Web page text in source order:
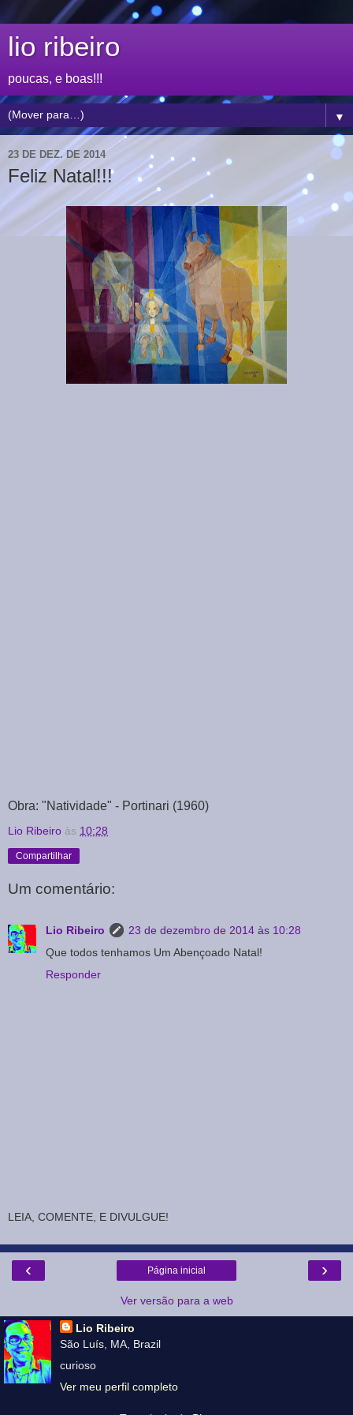
lio ribeiro
poucas, e boas!!!
▼
23 DE DEZ. DE 2014
Feliz Natal!!!
Obra: "Natividade" - Portinari (1960)
Lio Ribeiro às 10:28
Compartilhar
Um comentário:
Lio Ribeiro
23 de dezembro de 2014 às 10:28
Que todos tenhamos Um Abençoado Natal!
Responder
LEIA, COMENTE, E DIVULGUE!
‹ ›
Página inicial
Ver versão para a web
Lio Ribeiro
São Luís, MA, Brazil
curioso
Ver meu perfil completo